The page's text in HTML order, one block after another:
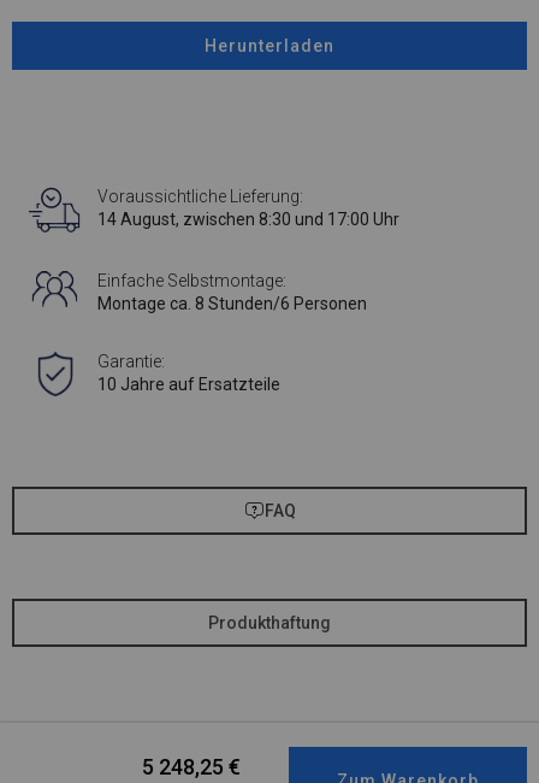
Herunterladen
Voraussichtliche Lieferung:
14 August, zwischen 8:30 und 17:00 Uhr
Einfache Selbstmontage:
Montage ca. 8 Stunden/6 Personen
Garantie:
10 Jahre auf Ersatzteile
FAQ
Produkthaftung
5 248,25€